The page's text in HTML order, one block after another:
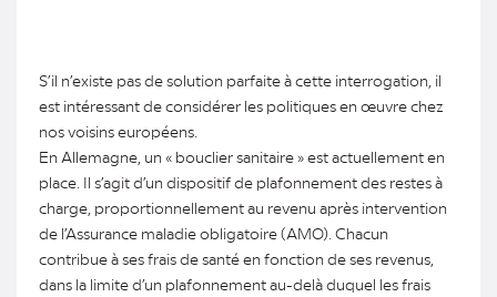
S’il n’existe pas de solution parfaite à cette interrogation, il
est intéressant de considérer les politiques en œuvre chez
nos voisins européens.
En Allemagne, un « bouclier sanitaire » est actuellement en
place. Il s’agit d’un dispositif de plafonnement des restes à
charge, proportionnellement au revenu après intervention
de l’Assurance maladie obligatoire (AMO). Chacun
contribue à ses frais de santé en fonction de ses revenus,
dans la limite d’un plafonnement au-delà duquel les frais